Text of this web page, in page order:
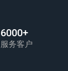
6000+
服务客户